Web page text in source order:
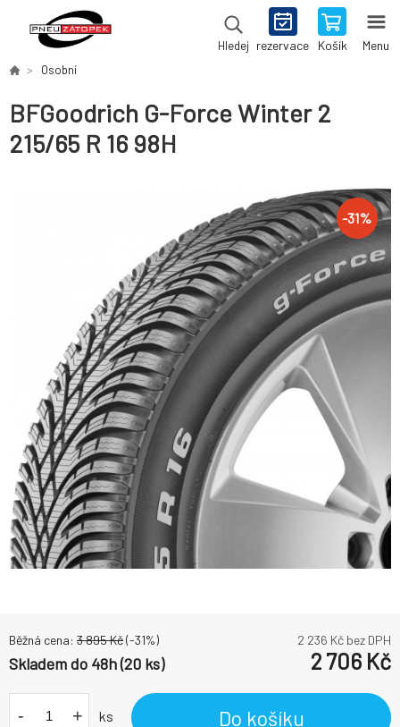
Hledej rezervace Košík Menu
Osobní
BFGoodrich G-Force Winter 2
215/65 R 16 98H
-31%
Běžná cena: 3 895Kč(-31%) 2 236 Kč bez DPH
Skladem do 48h (20 ks) 2 706 Kč
- + ks Do košíku